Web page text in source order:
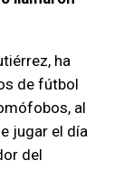
ha
de fútbol
al
jugar el día
del